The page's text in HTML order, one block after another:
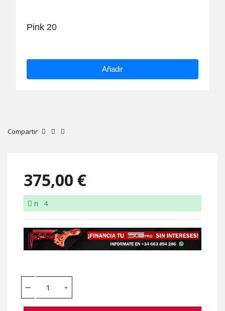
Pink 20
Añadir
Compartir
375,00 €
n 4